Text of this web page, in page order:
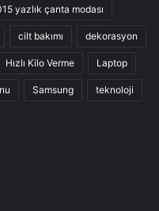
yazlık çanta modası
cilt bakımı dekorasyon
Hızlı Kilo Verme Laptop
Samsung teknoloji